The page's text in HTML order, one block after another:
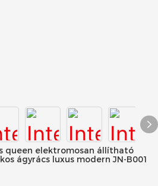
queen elektromosan állítható
ágyrács luxus modern JN-B001